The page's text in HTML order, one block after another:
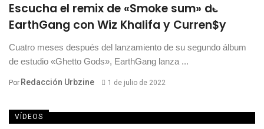
Escucha el remix de «Smoke sum» de
EarthGang con Wiz Khalifa y Curren$y
Cuatro meses después del lanzamiento de su segundo álbum
de estudio «Ghetto Gods», EarthGang lanza ...
Por Redacción Urbzine 1 de julio de 2022
VÍDEOS